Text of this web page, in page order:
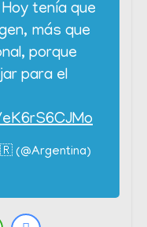
tenía que
más que
porque
para el
(@Argentina)